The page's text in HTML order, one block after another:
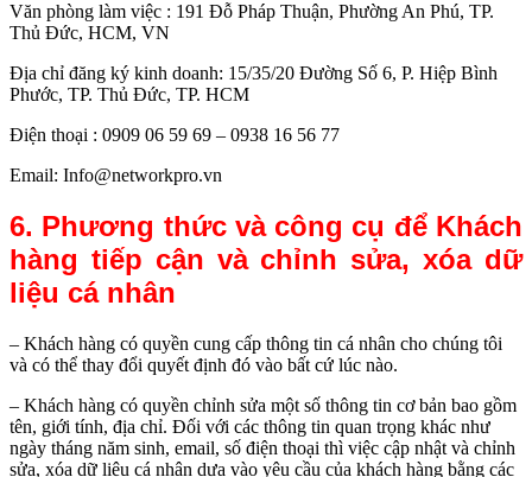
Văn phòng làm việc : 191 Đỗ Pháp Thuận, Phường An Phú, TP.
Thủ Đức, HCM, VN
Địa chỉ đăng ký kinh doanh: 15/35/20 Đường Số 6, P. Hiệp Bình
Phước, TP. Thủ Đức, TP. HCM
Điện thoại : 0909 06 59 69 – 0938 16 56 77
Email: Info@networkpro.vn
6. Phương thức và công cụ để Khách
hàng tiếp cận và chỉnh sửa, xóa dữ
liệu cá nhân
– Khách hàng có quyền cung cấp thông tin cá nhân cho chúng tôi
và có thể thay đổi quyết định đó vào bất cứ lúc nào.
– Khách hàng có quyền chỉnh sửa một số thông tin cơ bản bao gồm
tên, giới tính, địa chỉ. Đối với các thông tin quan trọng khác như
ngày tháng năm sinh, email, số điện thoại thì việc cập nhật và chỉnh
sửa, xóa dữ liệu cá nhân dựa vào yêu cầu của khách hàng bằng các